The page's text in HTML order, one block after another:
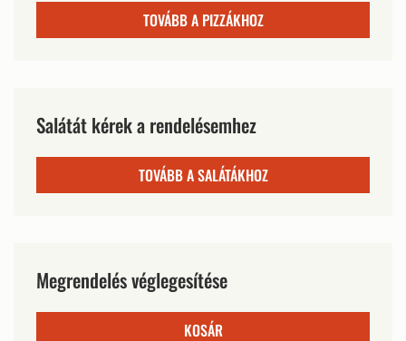
TOVÁBB A PIZZÁKHOZ
Salátát kérek a rendelésemhez
TOVÁBB A SALÁTÁKHOZ
Megrendelés véglegesítése
KOSÁR